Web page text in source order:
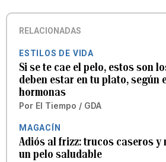
RELACIONADAS
ESTILOS DE VIDA
Si se te cae el pelo, estos son
deben estar en tu plato, según
hormonas
Por El Tiempo / GDA
MAGACÍN
Adiós al frizz: trucos caseros y
un pelo saludable